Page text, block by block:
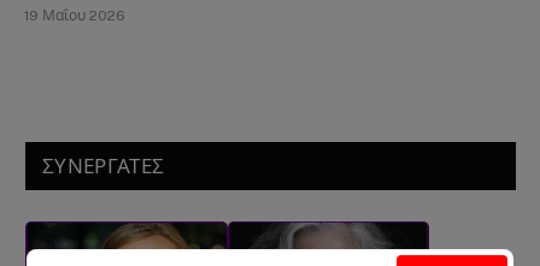
19 Μαΐου 2026
ΣΥΝΕΡΓΑΤΕΣ